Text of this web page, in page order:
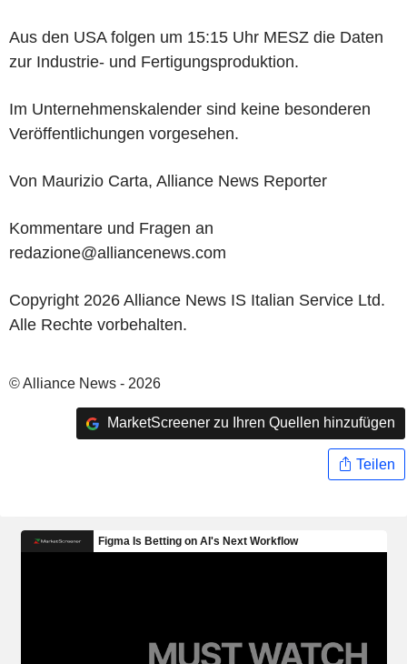
Aus den USA folgen um 15:15 Uhr MESZ die Daten
zur Industrie- und Fertigungsproduktion.
Im Unternehmenskalender sind keine besonderen
Veröffentlichungen vorgesehen.
Von Maurizio Carta, Alliance News Reporter
Kommentare und Fragen an
redazione@alliancenews.com
Copyright 2026 Alliance News IS Italian Service Ltd.
Alle Rechte vorbehalten.
© Alliance News - 2026
MarketScreener zu Ihren Quellen hinzufügen
Teilen